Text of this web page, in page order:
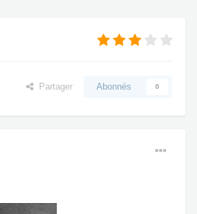
Partager Abonnés 0